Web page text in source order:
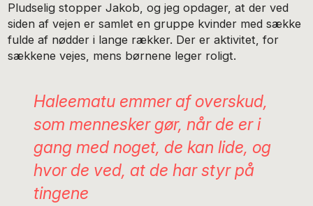
Pludselig stopper Jakob, og jeg opdager, at der ved
siden af vejen er samlet en gruppe kvinder med sække
fulde af nødder i lange rækker. Der er aktivitet, for
sækkene vejes, mens børnene leger roligt.
Haleematu emmer af overskud,
som mennesker gør, når de er i
gang med noget, de kan lide, og
hvor de ved, at de har styr på
tingene